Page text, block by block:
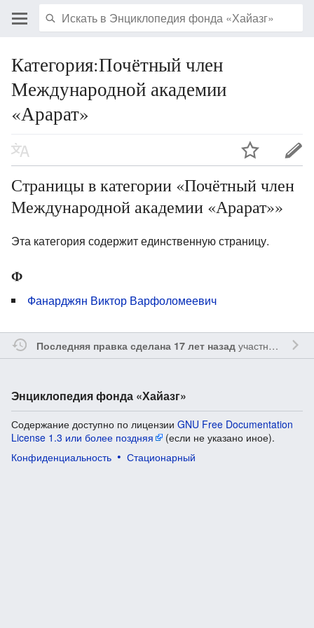
Категория:Почётный член
Международной академии
«Арарат»
Страницы в категории «Почётный член
Международной академии «Арарат»»
Эта категория содержит единственную страницу.
Ф
Фанарджян Виктор Варфоломеевич
Последняя правка сделана 17 лет назадучастником
Энциклопедия фонда «Хайазг»
Содержание доступно по лицензии GNU Free Documentation
License 1.3 или более поздняя
(если не указано иное).
Конфиденциальность
Стационарный